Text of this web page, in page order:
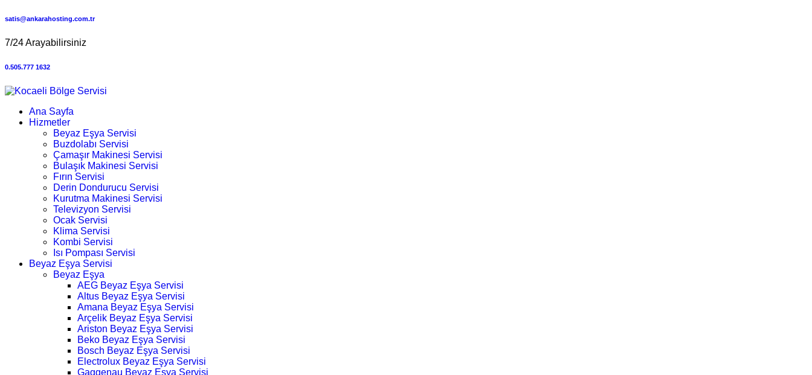
satis@ankarahosting.com.tr
7/24 Arayabilirsiniz
0.505.777 1632
Ana Sayfa
Hizmetler
Beyaz Eşya Servisi
Buzdolabı Servisi
Çamaşır Makinesi Servisi
Bulaşık Makinesi Servisi
Fırın Servisi
Derin Dondurucu Servisi
Kurutma Makinesi Servisi
Televizyon Servisi
Ocak Servisi
Klima Servisi
Kombi Servisi
Isı Pompası Servisi
Beyaz Eşya Servisi
Beyaz Eşya
AEG Beyaz Eşya Servisi
Altus Beyaz Eşya Servisi
Amana Beyaz Eşya Servisi
Arçelik Beyaz Eşya Servisi
Ariston Beyaz Eşya Servisi
Beko Beyaz Eşya Servisi
Bosch Beyaz Eşya Servisi
Electrolux Beyaz Eşya Servisi
Gaggenau Beyaz Eşya Servisi